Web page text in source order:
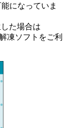
になっていま
た場合は
凍ソフトをご利